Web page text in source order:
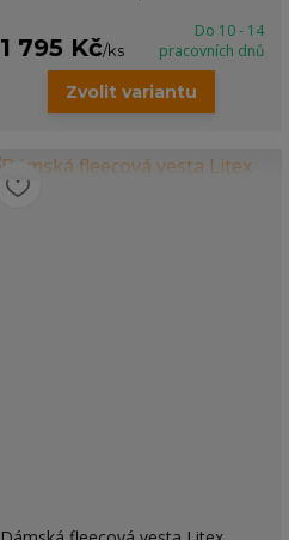
1 795 Kč/ks
Do 10 - 14
pracovních dnů
Zvolit variantu